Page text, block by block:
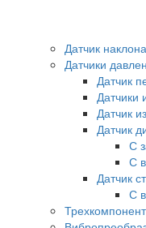
Датчик наклона
Датчики
Датчик
Датчики
Датчик
Датчик
С
С
Датчик
С